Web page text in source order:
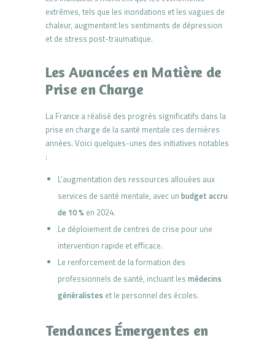
extrêmes, tels que les inondations et les vagues de
chaleur, augmentent les sentiments de dépression
et de stress post-traumatique.
Les Avancées en Matière de
Prise en Charge
La France a réalisé des progrès significatifs dans la
prise en charge de la santé mentale ces dernières
années. Voici quelques-unes des initiatives notables
:
L’augmentation des ressources allouées aux
services de santé mentale, avec un budget accru
de 10 % en 2024.
Le déploiement de centres de crise pour une
intervention rapide et efficace.
Le renforcement de la formation des
professionnels de santé, incluant les médecins
généralistes et le personnel des écoles.
Tendances Émergentes en